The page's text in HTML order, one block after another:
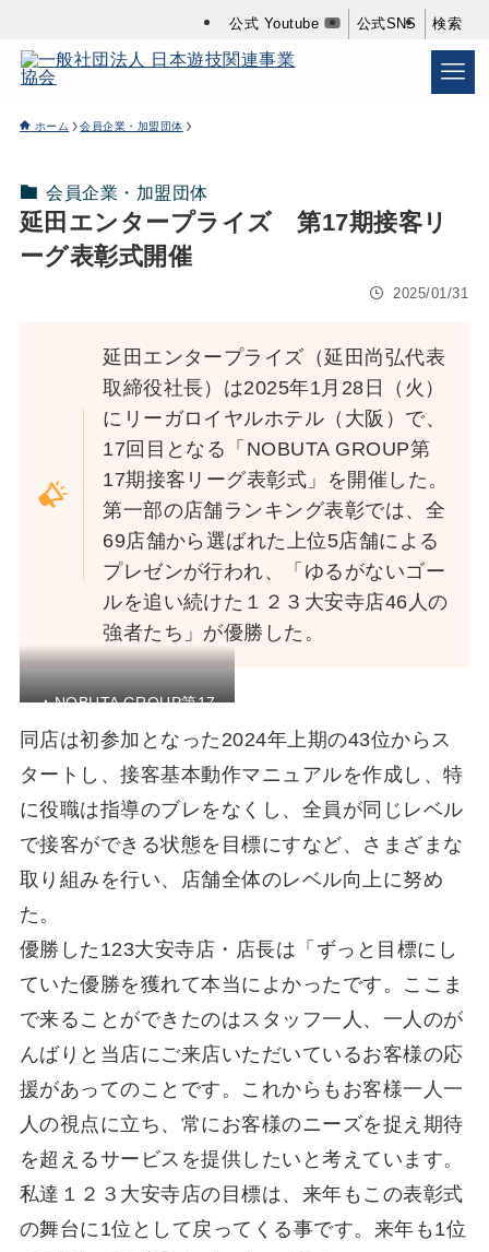
公式 Youtube 公式SNS 検索
ホーム 会員企業・加盟団体
会員企業・加盟団体
延田エンタープライズ 第17期接客リ
ーグ表彰式開催
2025/01/31
延田エンタープライズ（延田尚弘代表
取締役社長）は2025年1月28日（火）
にリーガロイヤルホテル（大阪）で、
17回目となる「NOBUTA GROUP第
17期接客リーグ表彰式」を開催した。
第一部の店舗ランキング表彰では、全
69店舗から選ばれた上位5店舗による
プレゼンが行われ、「ゆるがないゴー
ルを追い続けた１２３大安寺店46人の
強者たち」が優勝した。
▲NOBUTA GROUP第17
３大安寺店」
同店は初参加となった2024年上期の43位からス
タートし、接客基本動作マニュアルを作成し、特
に役職は指導のブレをなくし、全員が同じレベル
で接客ができる状態を目標にすなど、さまざまな
取り組みを行い、店舗全体のレベル向上に努め
た。
優勝した123大安寺店・店長は「ずっと目標にし
ていた優勝を獲れて本当によかったです。ここま
で来ることができたのはスタッフ一人、一人のが
んばりと当店にご来店いただいているお客様の応
援があってのことです。これからもお客様一人一
人の視点に立ち、常にお客様のニーズを捉え期待
を超えるサービスを提供したいと考えています。
私達１２３大安寺店の目標は、来年もこの表彰式
の舞台に1位として戻ってくる事です。来年も1位